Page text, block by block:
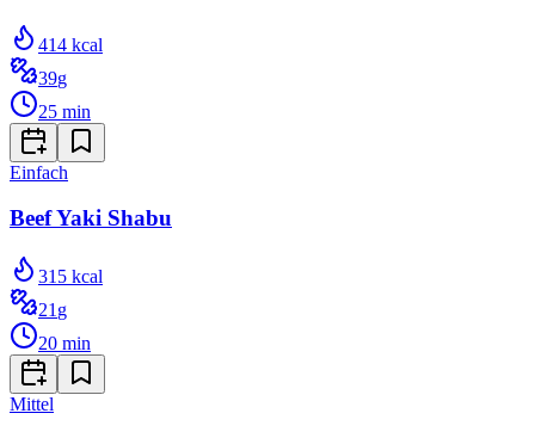
414 kcal
39g
25 min
Einfach
Beef Yaki Shabu
315 kcal
21 g
20 min
Mittel